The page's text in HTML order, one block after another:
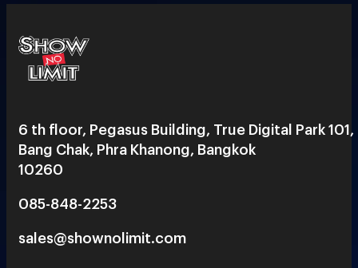
6 th floor, Pegasus Building, True Digital Park 101,
Bang Chak, Phra Khanong, Bangkok
10260
085-848-2253
sales@shownolimit.com